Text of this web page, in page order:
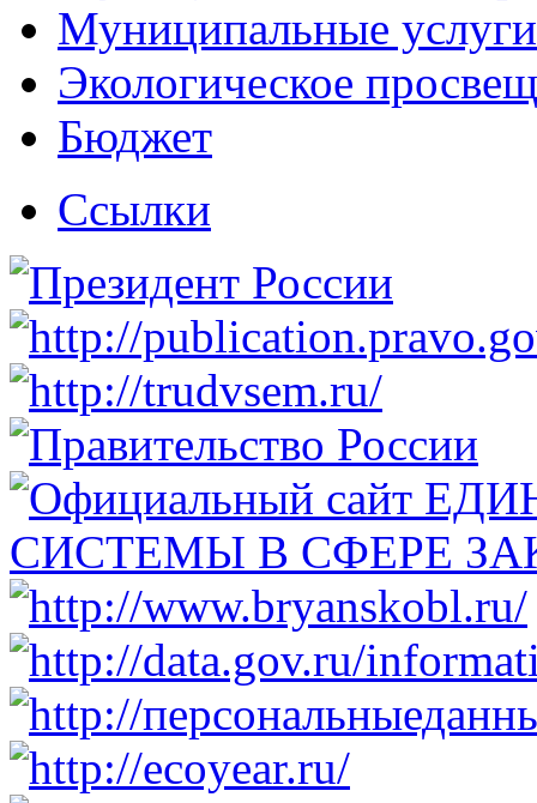
Муниципальные услуги
Экологическое
Бюджет
Ссылки